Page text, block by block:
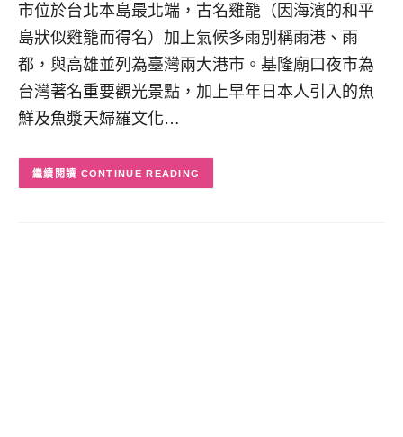
市位於台北本島最北端，古名雞籠（因海濱的和平
島狀似雞籠而得名）加上氣候多雨別稱雨港、雨
都，與高雄並列為臺灣兩大港市。基隆廟口夜市為
台灣著名重要觀光景點，加上早年日本人引入的魚
鮮及魚漿天婦羅文化…
CONTINUE READING